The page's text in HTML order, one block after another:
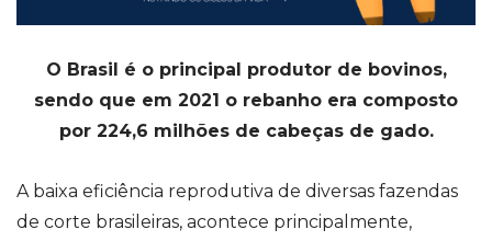
O Brasil é o principal produtor de bovinos,
sendo que em 2021 o rebanho era composto
por 224,6 milhões de cabeças de gado.
A baixa eficiência reprodutiva de diversas fazendas
de corte brasileiras, acontece principalmente,